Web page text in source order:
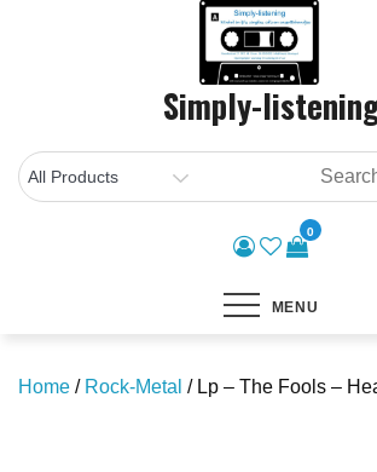
Simply-
0
MENU
Home / Rock-Metal / Lp – The Fools –